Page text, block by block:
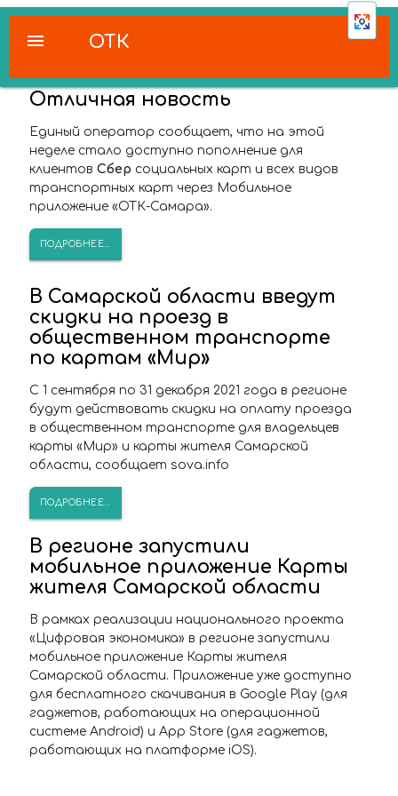
ОТК
menu
Отличная новость
Единый оператор сообщает, что на этой
неделе стало доступно пополнение для
клиентов Сбер социальных карт и всех видов
транспортных карт через Мобильное
приложение «ОТК-Самара».
ПОДРОБНЕЕ...
В Самарской области введут
скидки на проезд в
общественном транспорте
по картам «Мир»
С 1 сентября по 31 декабря 2021 года в регионе
будут действовать скидки на оплату проезда
в общественном транспорте для владельцев
карты «Мир» и карты жителя Самарской
области, сообщает sova.info
ПОДРОБНЕЕ...
В регионе запустили
мобильное приложение Карты
жителя Самарской области
В рамках реализации национального проекта
«Цифровая экономика» в регионе запустили
мобильное приложение Карты жителя
Самарской области. Приложение уже доступно
для бесплатного скачивания в Google Play (для
гаджетов, работающих на операционной
системе Android) и App Store (для гаджетов,
работающих на платформе iOS).